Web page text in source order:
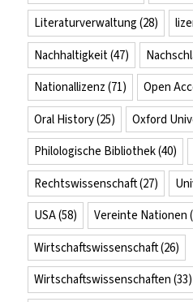
Literaturverwaltung (28)
Nachhaltigkeit(47)
Nationallizenz (71) Open
Oral History(25) Oxford
Philologische Bibliothek(40)
Rechtswissenschaft(27)
USA(58) Vereinte Nationen
Wirtschaftswissenschaft(26)
Wirtschaftswissenschaften (33)